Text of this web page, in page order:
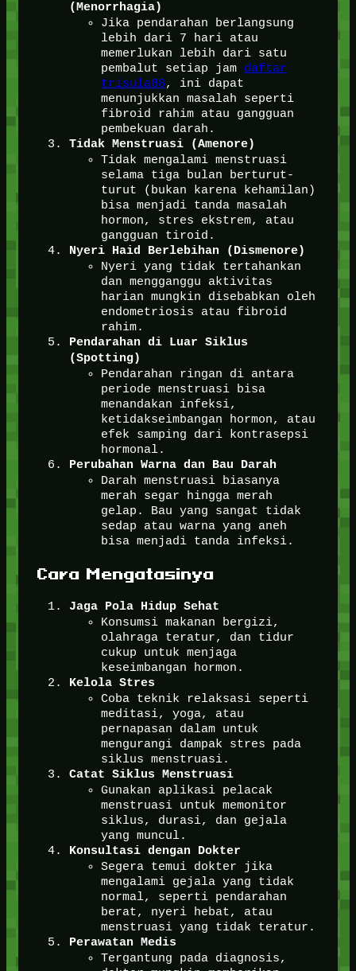
(Menorrhagia)
Jika pendarahan berlangsung
lebih dari 7 hari atau
memerlukan lebih dari satu
pembalut setiap jam daftar
trisula88, ini dapat
menunjukkan masalah seperti
fibroid rahim atau gangguan
pembekuan darah.
Tidak Menstruasi (Amenore)
Tidak mengalami menstruasi
selama tiga bulan berturut-
turut (bukan karena kehamilan)
bisa menjadi tanda masalah
hormon, stres ekstrem, atau
gangguan tiroid.
Nyeri Haid Berlebihan (Dismenore)
Nyeri yang tidak tertahankan
dan mengganggu aktivitas
harian mungkin disebabkan oleh
endometriosis atau fibroid
rahim.
Pendarahan di Luar Siklus
(Spotting)
Pendarahan ringan di antara
periode menstruasi bisa
menandakan infeksi,
ketidakseimbangan hormon, atau
efek samping dari kontrasepsi
hormonal.
Perubahan Warna dan Bau Darah
Darah menstruasi biasanya
merah segar hingga merah
gelap. Bau yang sangat tidak
sedap atau warna yang aneh
bisa menjadi tanda infeksi.
Cara Mengatasinya
Jaga Pola Hidup Sehat
Konsumsi makanan bergizi,
olahraga teratur, dan tidur
cukup untuk menjaga
keseimbangan hormon.
Kelola Stres
Coba teknik relaksasi seperti
meditasi, yoga, atau
pernapasan dalam untuk
mengurangi dampak stres pada
siklus menstruasi.
Catat Siklus Menstruasi
Gunakan aplikasi pelacak
menstruasi untuk memonitor
siklus, durasi, dan gejala
yang muncul.
Konsultasi dengan Dokter
Segera temui dokter jika
mengalami gejala yang tidak
normal, seperti pendarahan
berat, nyeri hebat, atau
menstruasi yang tidak teratur.
Perawatan Medis
Tergantung pada diagnosis,